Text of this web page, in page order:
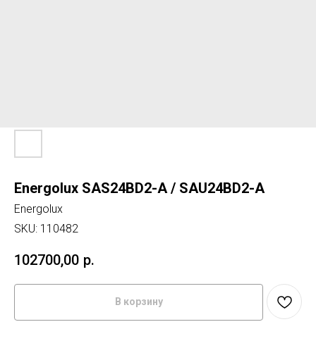
Energolux SAS24BD2-A / SAU24BD2-A
Energolux
SKU: 110482
102700,00 р.
В корзину